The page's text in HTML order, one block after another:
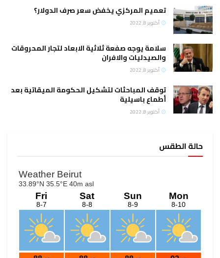
تعميم المركزي يخفض سعر صرف الدولار؟
أكتوبر 8, 2022
سلامة يوجه صفعة ثلاثية الابعاد لتجار المحروقات
والصيدليات والافران
أكتوبر 8, 2022
توقف المباحثات لتشكيل الحكومة الميقاتية بعد
أطماع باسيلية
أكتوبر 8, 2022
حالة الطقس